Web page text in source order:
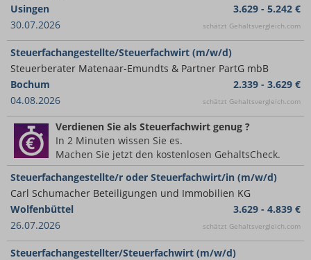
Usingen
30.07.2026
3.629 - 5.242 €
schätzt Gehaltsvergleich.com
Steuerfachangestellte/Steuerfachwirt (m/w/d)
Steuerberater Matenaar-Emundts & Partner PartG mbB
Bochum
04.08.2026
2.339 - 3.629 €
schätzt Gehaltsvergleich.com
Verdienen Sie als Steuerfachwirt genug ?
In 2 Minuten wissen Sie es.
Machen Sie jetzt den kostenlosen GehaltsCheck.
Steuerfachangestellte/r oder Steuerfachwirt/in (m/w/d)
Carl Schumacher Beteiligungen und Immobilien KG
Wolfenbüttel
26.07.2026
3.629 - 4.839 €
schätzt Gehaltsvergleich.com
Steuerfachangestellter/Steuerfachwirt (m/w/d)